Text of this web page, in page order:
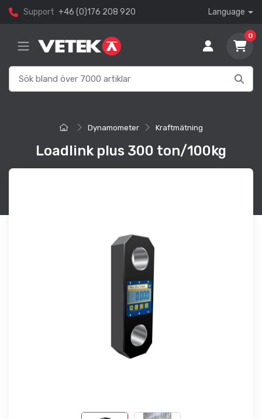
Support +46 (0)176 208 920 Language
0
Dynamometer Kraftmätning
Loadlink plus 300 ton/100kg